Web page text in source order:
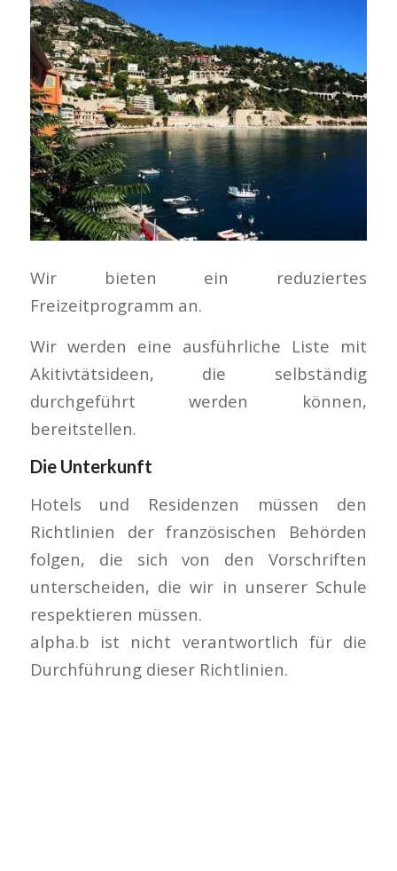
Wir bieten ein reduziertes
Freizeitprogramm an.
Wir werden eine ausführliche Liste mit
Akitivtätsideen, die selbständig
durchgeführt werden können,
bereitstellen.
Die Unterkunft
Hotels und Residenzen müssen den
Richtlinien der französischen Behörden
folgen, die sich von den Vorschriften
unterscheiden, die wir in unserer Schule
respektieren müssen.
alpha.b ist nicht verantwortlich für die
Durchführung dieser Richtlinien.